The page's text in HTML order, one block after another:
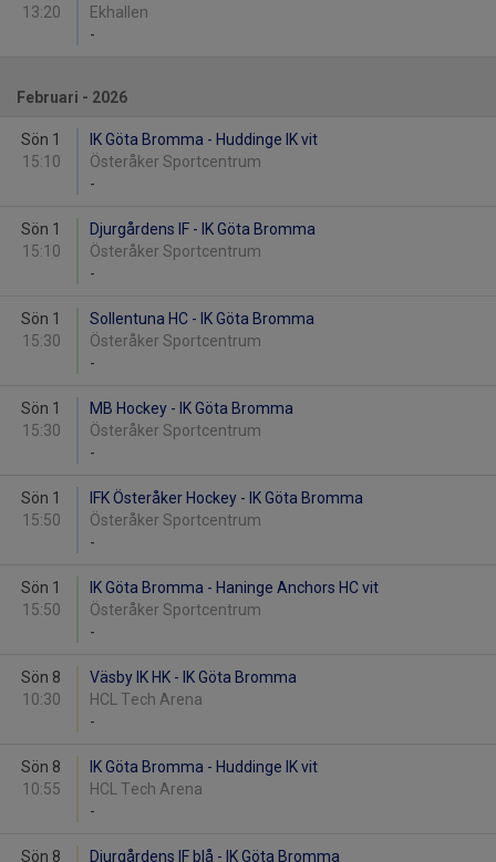
13:20
Ekhallen
-
Februari - 2026
Sön 1
15:10
IK Göta Bromma - Huddinge IK vit
Österåker Sportcentrum
-
Sön 1
15:10
Djurgårdens IF - IK Göta Bromma
Österåker Sportcentrum
-
Sön 1
15:30
Sollentuna HC - IK Göta Bromma
Österåker Sportcentrum
-
Sön 1
15:30
MB Hockey - IK Göta Bromma
Österåker Sportcentrum
-
Sön 1
15:50
IFK Österåker Hockey - IK Göta Bromma
Österåker Sportcentrum
-
Sön 1
15:50
IK Göta Bromma - Haninge Anchors HC vit
Österåker Sportcentrum
-
Sön 8
10:30
Väsby IK HK - IK Göta Bromma
HCL Tech Arena
-
Sön 8
10:55
IK Göta Bromma - Huddinge IK vit
HCL Tech Arena
-
Sön 8
Djurgårdens IF blå - IK Göta Bromma